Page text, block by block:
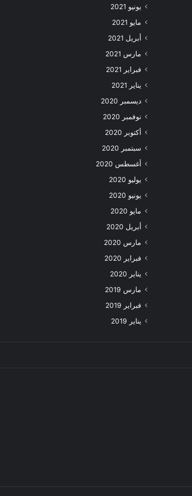
يونيو 2021
مايو 2021
أبريل 2021
مارس 2021
فبراير 2021
يناير 2021
ديسمبر 2020
نوفمبر 2020
أكتوبر 2020
سبتمبر 2020
أغسطس 2020
يوليو 2020
يونيو 2020
مايو 2020
أبريل 2020
مارس 2020
فبراير 2020
يناير 2020
مارس 2019
فبراير 2019
يناير 2019